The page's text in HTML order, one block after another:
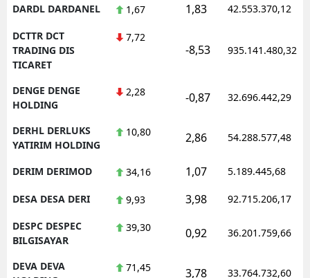
DARDL DARDANEL 1,67 1,83 42.553.370,12
DCTTR DCT
TRADING DIS
TICARET
7,72
-8,53 935.141.480,32
DENGE DENGE
HOLDING
2,28 -0,87 32.696.442,29
DERHL DERLUKS
YATIRIM HOLDING
10,80 2,86 54.288.577,48
DERIM DERIMOD 34,16 1,07 5.189.445,68
DESA DESA DERI 9,93 3,98 92.715.206,17
DESPC DESPEC
BILGISAYAR
39,30 0,92 36.201.759,66
DEVA DEVA
71,45 3,78 33.764.732,60